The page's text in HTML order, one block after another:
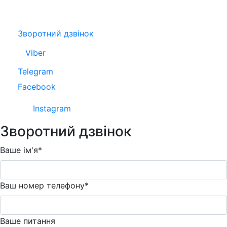
Зворотний дзвінок
Viber
Telegram
Facebook
Instagram
Зворотний дзвінок
Ваше ім'я*
Ваш номер телефону*
Ваше питання